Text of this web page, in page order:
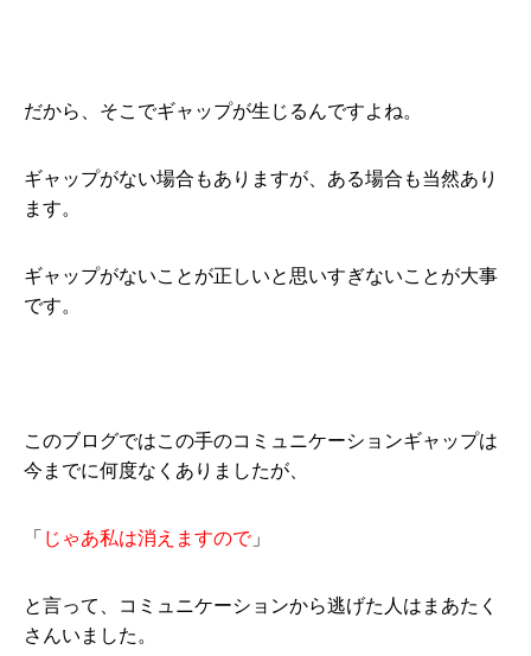
だから、そこでギャップが生じるんですよね。
ギャップがない場合もありますが、ある場合も当然あり
ます。
ギャップがないことが正しいと思いすぎないことが大事
です。
このブログではこの手のコミュニケーションギャップは
今までに何度なくありましたが、
「 じゃあ私は消えますので」
と言って、コミュニケーションから逃げた人はまあたく
さんいました。